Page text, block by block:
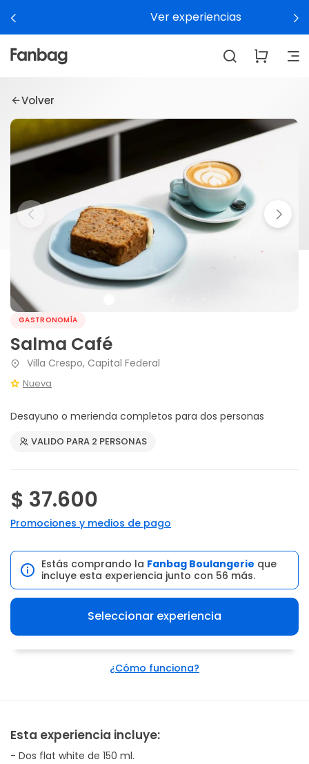
Ver experiencias
Volver
GASTRONOMÍA
Salma Café
Villa Crespo, Capital Federal
Nueva
Desayuno o merienda completos para dos personas
VALIDO PARA 2 PERSONAS
$ 37.600
Promociones y medios de pago
Estás comprando la Fanbag Boulangerie que
incluye esta experiencia junto con 56 más.
Seleccionar experiencia
¿Cómo funciona?
Esta experiencia incluye:
- Dos flat white de 150 ml.